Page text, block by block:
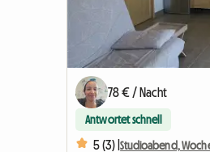
78 € / Nacht
Antwortet schnell
5 (3) |Studioabend,